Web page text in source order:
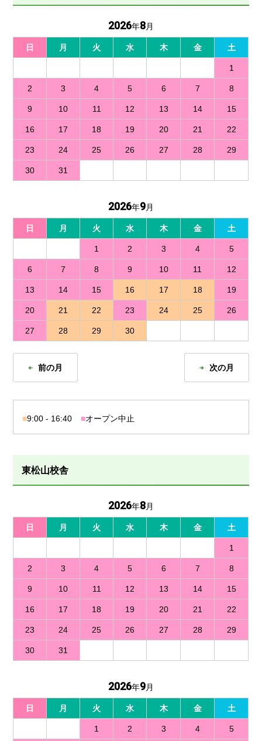
2026年8月
日 月 火 水 木 金 土
1
2 3 4 5 6 7 8
9 10 11 12 13 14 15
16 17 18 19 20 21 22
23 24 25 26 27 28 29
30 31
2026年9月
日 月 火 水 木 金 土
1 2 3 4 5
6 7 8 9 10 11 12
13 14 15 16 17 18 19
20 21 22 23 24 25 26
27 28 29 30
前の月 次の月
■9:00 - 16:40 ■オープン中止
東松山校舎
2026年8月
日 月 火 水 木 金 土
1
2 3 4 5 6 7 8
9 10 11 12 13 14 15
16 17 18 19 20 21 22
23 24 25 26 27 28 29
30 31
2026年9月
日 月 火 水 木 金 土
1 2 3 4 5